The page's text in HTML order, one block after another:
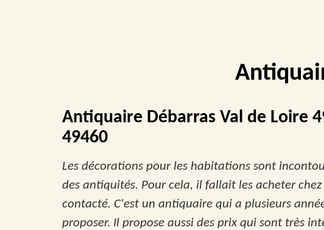
Antiquaire Débarras Val de Loire
49460
Les décorations pour les habitations sont
des antiquités. Pour cela, il fallait les acheter
contacté. C'est un antiquaire qui a plusieurs
proposer. Il propose aussi des prix qui sont très